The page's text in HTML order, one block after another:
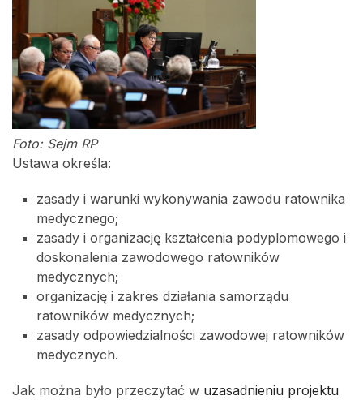
Foto: Sejm RP
Ustawa określa:
zasady i warunki wykonywania zawodu ratownika
medycznego;
zasady i organizację kształcenia podyplomowego i
doskonalenia zawodowego ratowników
medycznych;
organizację i zakres działania samorządu
ratowników medycznych;
zasady odpowiedzialności zawodowej ratowników
medycznych.
Jak można było przeczytać w uzasadnieniu projektu